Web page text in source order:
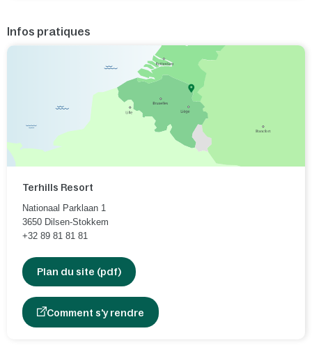
Infos pratiques
Terhills Resort
Nationaal Parklaan 1
3650 Dilsen-Stokkem
+32 89 81 81 81
Plan du site (pdf)
Comment s'y rendre